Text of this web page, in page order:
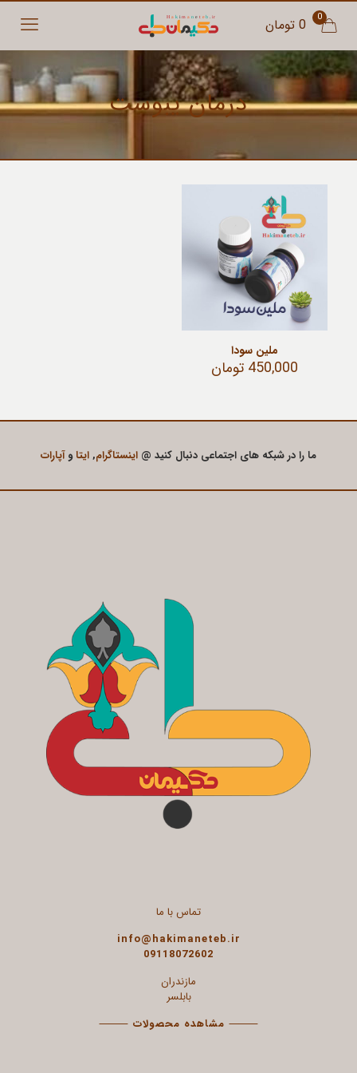
0 0 تومان
درمان یبوست
ملین سودا
450,000 تومان
ما را در شبکه های اجتماعی دنبال کنید @ اینستاگرام,ایتاوآپارات
تماس با ما
info@hakimaneteb.ir
09118072602
مازندران
بابلسر
⸻ مشاهده محصولات ⸻